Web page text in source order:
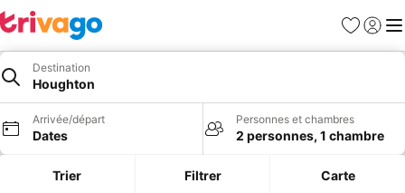
Favoris
Se
Destination
Houghton
Arrivée/départ
Dates
Personnes et chambres
2 personnes, 1 chambre
Trier Filtrer Carte